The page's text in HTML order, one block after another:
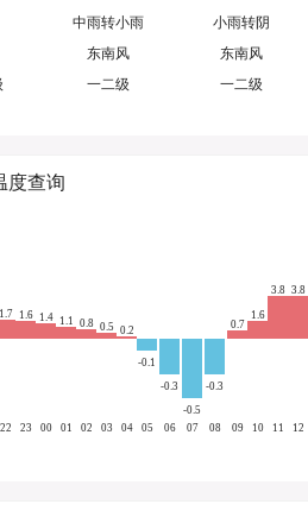
中雨转小雨
东南风
一二级
小雨转阴
东南风
一二级
度查询
1.7
22
1.6
23
1.4
00
1.1
01
0.8
02
0.5
03
0.2
04
-0.1
05
-0.3
06
-0.5
07
-0.3
08
0.7
09
1.6
10
3.8
11
3.8
12